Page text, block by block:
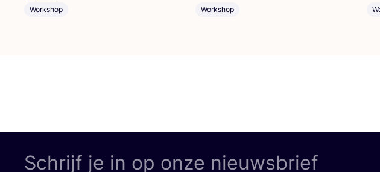
Workshop Workshop
Schrijf je in op onze nieuwsbrief